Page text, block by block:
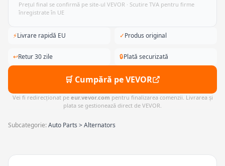
Prețul final se confirmă pe site-ul VEVOR · Scutire TVA pentru firme
înregistrate în UE
⚡Livrare rapidă EU ✓Produs original
↩Retur 30 zile 🔒Plată securizată
🛒 Cumpără pe VEVOR
Vei fi redirecționat pe eur.vevor.com pentru finalizarea comenzii. Livrarea și
plata se gestionează direct de VEVOR.
Subcategorie:Auto Parts > Alternators